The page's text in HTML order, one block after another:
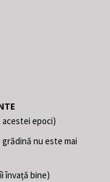
acestei epoci)
nu este mai
învață bine)